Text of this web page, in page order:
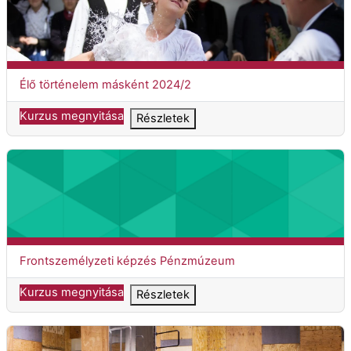
Kurzuscím
Élő történelem másként 2024/2
Kurzus megnyitása Részletek
Frontszemélyzeti képzés Pénzmúzeum
Kurzuscím
Frontszemélyzeti képzés Pénzmúzeum
Kurzus megnyitása Részletek
Kiállítások a közművelődés szolgálatában 2025